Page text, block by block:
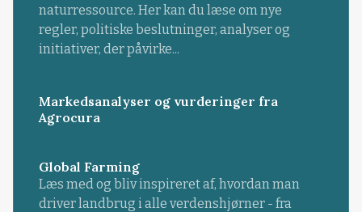
naturressource. Her kan du læse om nye
regler, politiske beslutninger, analyser og
initiativer, der påvirke...
Markedsanalyser og vurderinger fra
Agrocura
Global Farming
Læs med og bliv inspireret af, hvordan man
driver landbrug i alle verdenshjørner - fra